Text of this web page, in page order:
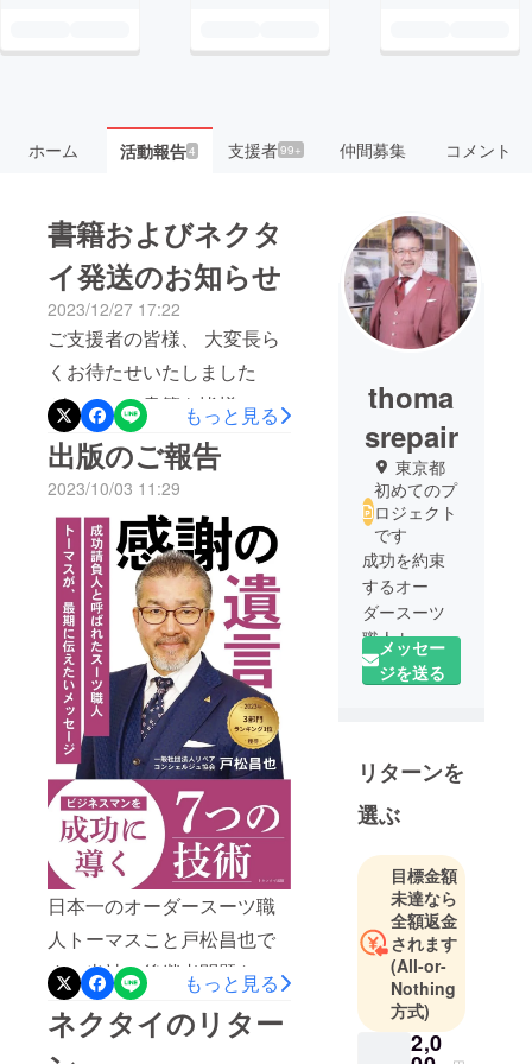
ホーム 活動報告4 支援者99+ 仲間募集 コメント
書籍およびネクタ
イ発送のお知らせ
2023/12/27 17:22
ご支援者の皆様、 大変長ら
くお待たせいたしました
が、ついに書籍を皆様のお
手元に届けることができる
ようになりました。 10月1
日にKindle版が発売。この
ほどオンデマンド印刷もで
きるようになり、ご支援者
の皆様への郵送手配が完了
しました。 また、ネクタイ
のリターンをお選びいただ
いた皆様にもネクタイをお
送りしております。 すでに
届いている方の多いと思い
ますし、まだの方も間も無
く到着すると思いますの
で、楽しみにしていただけ
ましたら幸いです。 昨年の
クラウドファンディングか
ら当初の予定より大きく遅
れてしまい大変申し訳あり
ません。 時間はかかってし
もっと見る
出版のご報告
2023/10/03 11:29
日本一のオーダースーツ職
人トーマスこと戸松昌也で
す。当社の後継者問題など
で出版を延期しておりまし
たが、10月1日に『感謝の遺
もっと見る
ネクタイのリター
thoma
srepair
東京都
初めてのプ
ロジェクト
です
成功を約束
するオー
ダースーツ
職人トーマ
スこと戸松
昌也です。
職人をして
直しにも対
す。
お客様のな
りたい姿・
人生の目的
から逆算し
て、理想の
未来に必要
なスーツを
メッセー
ジを送る
リターンを
選ぶ
目標金額
未達なら
全額返金
されます
(All-or-
Nothing
方式)
2,0